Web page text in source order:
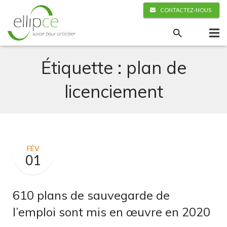
CONTACTEZ-NOUS
Étiquette : plan de
licenciement
610 plans de sauvegarde de
l’emploi sont mis en œuvre en 2020
FÉV
01